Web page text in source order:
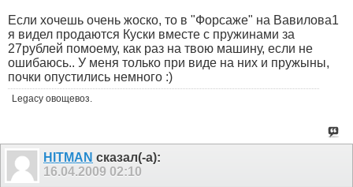
Если хочешь очень жоско, то в "Форсаже" на Вавилова1
я видел продаются Куски вместе с пружинами за
27рублей помоему, как раз на твою машину, если не
ошибаюсь.. У меня только при виде на них и пружыны,
почки опустились немного :)
Legacy овощевоз.
HITMAN сказал(-а):
16.04.2009 02:10